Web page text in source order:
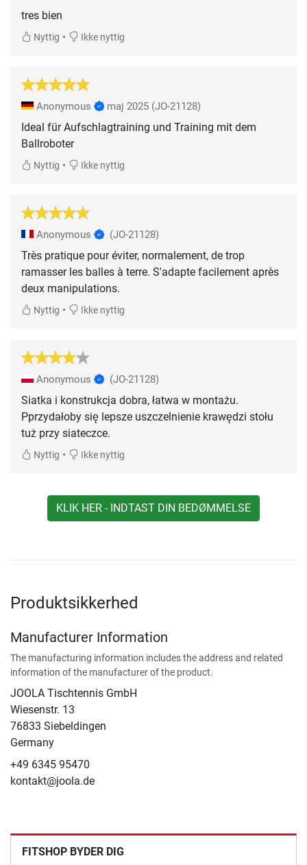
tres bien
Nyttig • Ikke nyttig
Anonymous maj 2025 (JO-21128)
Ideal für Aufschlagtraining und Training mit dem
Ballroboter
Nyttig • Ikke nyttig
Anonymous (JO-21128)
Très pratique pour éviter, normalement, de trop
ramasser les balles à terre. S'adapte facilement après
deux manipulations.
Nyttig • Ikke nyttig
Anonymous (JO-21128)
Siatka i konstrukcja dobra, łatwa w montażu.
Pprzydałoby się lepsze uszczelnienie krawędzi stołu
tuż przy siateczce.
Nyttig • Ikke nyttig
KLIK HER - INDTAST DIN BEDØMMELSE
Produktsikkerhed
Manufacturer Information
The manufacturing information includes the address and related
information of the manufacturer of the product.
JOOLA Tischtennis GmbH
Wiesenstr. 13
76833 Siebeldingen
Germany
+49 6345 95470
kontakt@joola.de
FITSHOP BYDER DIG